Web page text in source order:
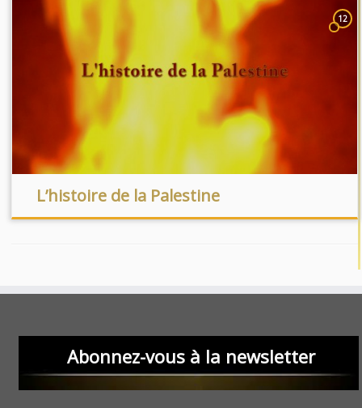
12
L’histoire de la Palestine
Abonnez-vous à la newsletter